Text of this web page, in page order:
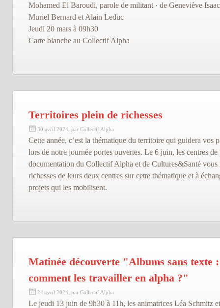
Mohamed El Baroudi, parole de militant · de Geneviève
Muriel Bernard et Alain Leduc
Jeudi 20 mars à 09h30
Carte blanche au Collectif Alpha
Territoires plein de richesses
30 avril 2024, par Collectif Alpha
Cette année, c’est la thématique du territoire qui guidera vos
lors de notre journée portes ouvertes. Le 6 juin, les centres de
documentation du Collectif Alpha et de Cultures&Santé
richesses de leurs deux centres sur cette thématique et à
projets qui les mobilisent.
Matinée découverte "Albums sans texte :
comment les travailler en alpha ?"
24 avril 2024, par Collectif Alpha
Le jeudi 13 juin de 9h30 à 11h, les animatrices Léa Schmitz et